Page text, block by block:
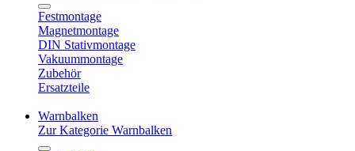
Festmontage
Magnetmontage
DIN Stativmontage
Vakuummontage
Zubehör
Ersatzteile
Warnbalken
Zur Kategorie Warnbalken